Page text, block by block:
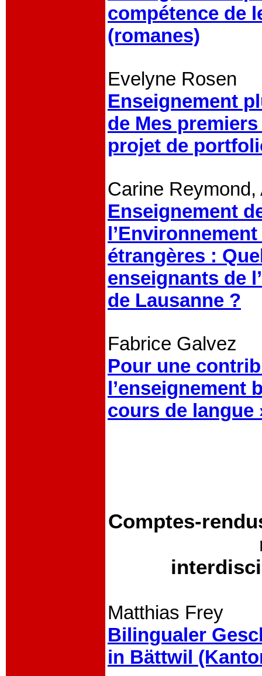
compétence de
(romanes)
Evelyne Rosen
Enseignement
de Mes
projet de
Carine
Enseignement
étrangères :
enseignants de
de Lausanne ?
Fabrice Galvez
Pour une
l’enseignement
cours de langue
Comptes-
Matthias Frey
Bilingualer
in Bättwil